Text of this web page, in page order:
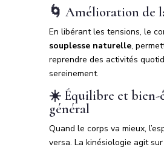
🌀 Amélioration de
En libérant les tensions, le
souplesse naturelle,
reprendre des activités
sereinement.
☀️ Équilibre et bien-
général
Quand le corps va mieux,
versa. La kinésiologie agit